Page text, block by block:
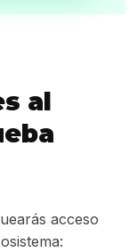
al
acceso